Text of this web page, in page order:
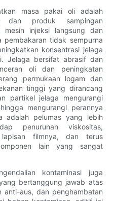
masa pakai oli adalah
dan produk sampingan
mesin injeksi langsung dan
tidak sempurna
konsentrasi jelaga
Jelaga bersifat abrasif dan
oli dan peningkatan
permukaan logam dan
tinggi yang dirancang
partikel jelaga mengurangi
mengurangi perannya
adalah pelumas yang lebih
penurunan viskositas,
lapisan filmnya, dan terus
lain yang sangat
kontaminasi juga
bertanggung jawab atas
anti-aus, dan penghambatan